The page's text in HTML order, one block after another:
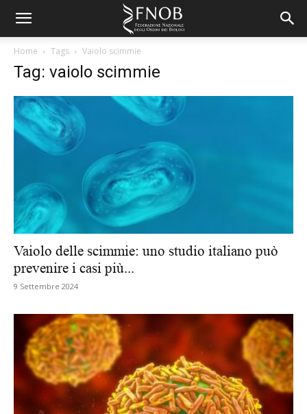
Home Tags Vaiolo scimmie
Tag: vaiolo scimmie
Vaiolo delle scimmie: uno studio italiano può
prevenire i casi più...
9 Settembre 2024